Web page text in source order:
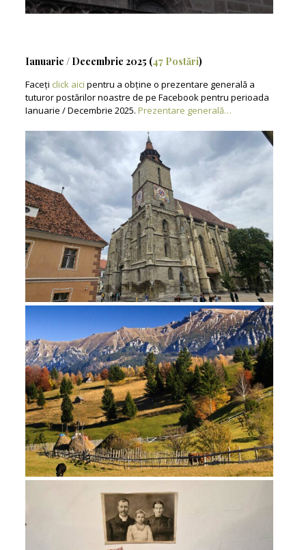
Ianuarie / Decembrie 2025 (47 Postări)
Faceți click aici pentru a obține o prezentare generală a
tuturor postărilor noastre de pe Facebook pentru perioada
Ianuarie / Decembrie 2025. Prezentare generală…